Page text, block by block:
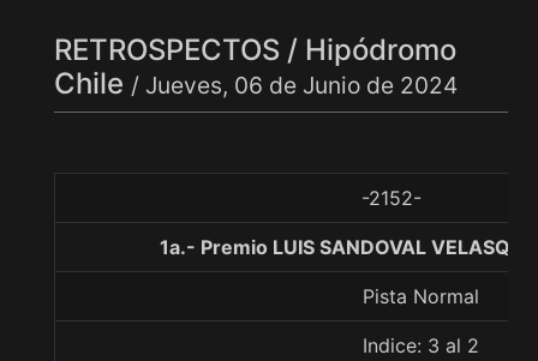
RETROSPECTOS / Hipódromo
Chile / Jueves, 06 de Junio de 2024
-2152-
1a.- Premio LUIS SANDOVAL
Pista Normal
Indice: 3 al 2